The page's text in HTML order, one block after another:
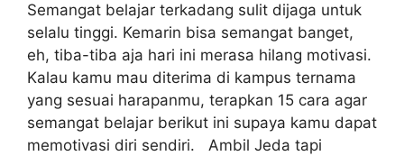
Semangat belajar terkadang sulit dijaga untuk
selalu tinggi. Kemarin bisa semangat banget,
eh, tiba-tiba aja hari ini merasa hilang motivasi.
Kalau kamu mau diterima di kampus ternama
yang sesuai harapanmu, terapkan 15 cara agar
semangat belajar berikut ini supaya kamu dapat
memotivasi diri sendiri. Ambil Jeda tapi